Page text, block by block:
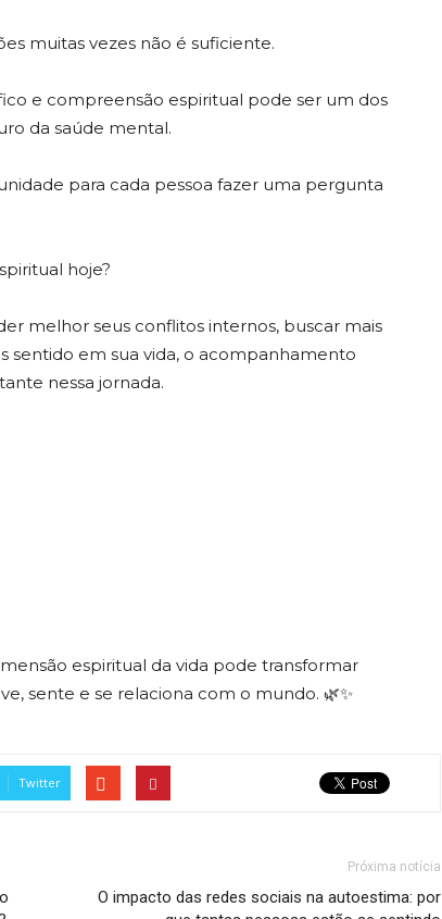
muitas vezes não é suficiente.
e compreensão espiritual pode ser um dos
da saúde mental.
para cada pessoa fazer uma pergunta
hoje?
melhor seus conflitos internos, buscar mais
sentido em sua vida, o acompanhamento
nessa jornada.
espiritual da vida pode transformar
sente e se relaciona com o mundo. 🌿✨
Twitter
Próxima notícia
O impacto das redes sociais na autoestima: por